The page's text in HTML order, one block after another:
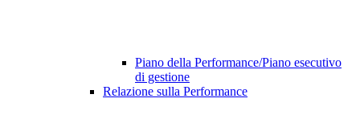
Piano della Performance/Piano esecutivo
di gestione
Relazione sulla Performance